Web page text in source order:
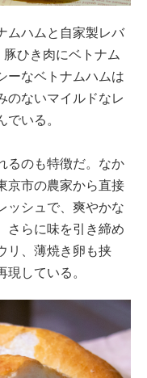
ムハムと自家製レバ
ひき肉にベトナム
ーなベトナムハムは
のないマイルドなレ
いる。
るのも特徴だ。なか
京市の農家から直接
ッシュで、爽やかな
さらに味を引き締め
リ、薄焼き卵も挟
している。